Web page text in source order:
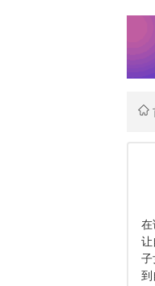
在
让
子
到